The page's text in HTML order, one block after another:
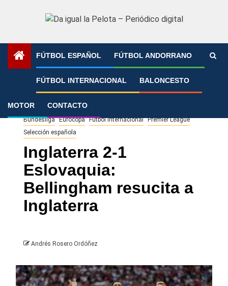
FÚTBOL ESPAÑOL FÚTBOL ANDORRANO
FÚTBOL INTERNACIONAL BALONCESTO
MOTOR CONTACTO
»
Bundesliga Eurocopa Fútbol Internacional Premier League
Selección española
Inglaterra 2-1
Eslovaquia:
Bellingham resucita a
Inglaterra
Andrés Rosero Ordóñez